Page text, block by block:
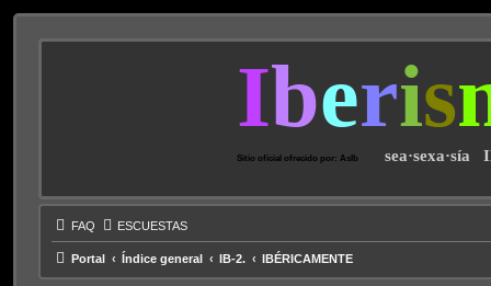
Iberis
Sitio oficial ofrecido por: AsIb sea·sexa·sía
FAQ ESCUESTAS
Portal Índice general IB-2. IBÉRICAMENTE